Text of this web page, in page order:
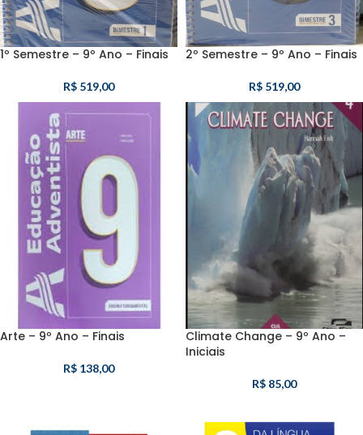
1º Semestre – 9º Ano – Finais
R$ 519,00
2º Semestre – 9º Ano – Finais
R$ 519,00
Arte – 9º Ano – Finais
R$ 138,00
Climate Change – 9º Ano –
Iniciais
R$ 85,00